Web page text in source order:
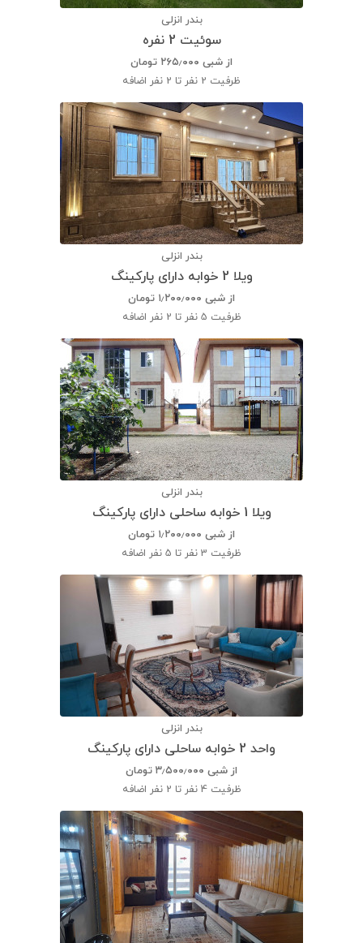
بندر انزلی
سوئیت 2 نفره
از شبی ۲۶۵٫۰۰۰ تومان
ظرفیت 2 نفر تا 2 نفر اضافه
بندر انزلی
ویلا 2 خوابه دارای پارکینگ
از شبی ۱٫۲۰۰٫۰۰۰ تومان
ظرفیت 5 نفر تا 2 نفر اضافه
بندر انزلی
ویلا 1 خوابه ساحلی دارای پارکینگ
از شبی ۱٫۲۰۰٫۰۰۰ تومان
ظرفیت 3 نفر تا 5 نفر اضافه
بندر انزلی
واحد 2 خوابه ساحلی دارای پارکینگ
از شبی ۳٫۵۰۰٫۰۰۰ تومان
ظرفیت 4 نفر تا 2 نفر اضافه